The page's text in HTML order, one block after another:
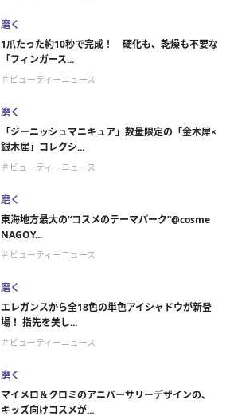
磨く
1爪たった約10秒で完成！ 硬化も、乾燥も不要な
「フィンガース...
＃ビューティーニュース
磨く
「ジーニッシュマニキュア」数量限定の「金木犀×
銀木犀」コレクシ...
＃ビューティーニュース
磨く
東海地方最大の“コスメのテーマパーク”@cosme
NAGOY...
＃ビューティーニュース
磨く
エレガンスから全18色の単色アイシャドウが新登
場！ 指先を美し...
＃ビューティーニュース
磨く
マイメロ＆クロミのアニバーサリーデザインの、
キッズ向けコスメが...